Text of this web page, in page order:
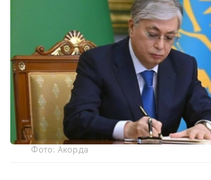
Фото: Акорда